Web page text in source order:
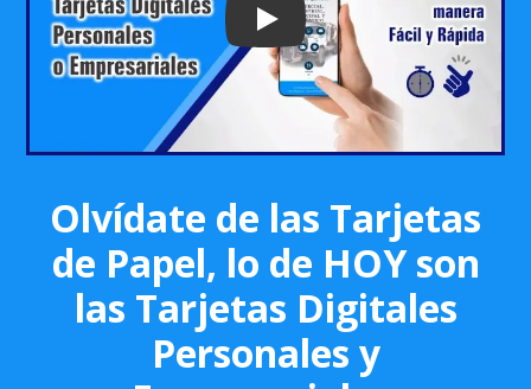
Play: Keynote (Google I/O '18)
Olvídate de las Tarjetas
de Papel, lo de HOY son
las Tarjetas Digitales
Personales y